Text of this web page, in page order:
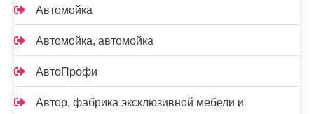
Автомойка
Автомойка, автомойка
АвтоПрофи
Автор, фабрика эксклюзивной мебели и